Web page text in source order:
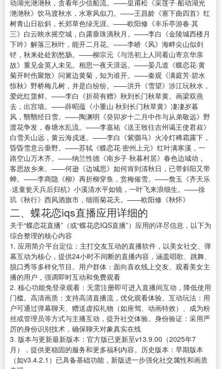
动湖光滟滟秋，贪看年少信船流。——皇甫松《采莲子·船动湖光
滟滟秋》饮马渡秋水，水寒风似刀。——王昌龄《塞下曲四首》红
树青山日欲斜，长郊草色绿无涯。——欧阳修《丰乐亭游春·其
三》白云映水摇空城，白露垂珠滴秋月。——李白《金陵城西楼月
下吟》解落三秋叶，能开二月花。——李峤《风》海畔尖山似剑
铓，秋来处处割愁肠。——柳宗元《与浩初上人同看山寄京华亲
故》重见金英人未见。相思一夜天涯远。——晏几道《蝶恋花·黄
菊开时伤聚散》问篱边黄菊，知为谁开。——秦观《满庭芳·碧水
惊秋》野桥梅几树，并是白纷纷。——洪升《雪望》涉江玩秋水，
爱此红蕖鲜。——李白《折荷有赠》秋到长门秋草黄。画梁双燕
去，出宫墙。——薛昭蕴《小重山·秋到长门秋草黄》凄凄岁暮
风，翳翳经日雪。——陶渊明《癸卯岁十二月中作与从弟敬远》野
渡花争发，春塘水乱流。——李嘉祐《送王牧往吉州谒王使君叔》
白雪关山远，黄云海戍迷。——李白《紫骝马》火冷灯稀霜露下，
昏昏雪意云垂野。——苏轼《蝶恋花·密州上元》红叶满寒溪，一
路空山万木齐。——纳兰性德《南乡子·秋暮村居》春色边城动，
客思故乡来。——何逊《边城思》如何肯到清秋日，已带斜阳又带
蝉。——李商隐《柳》再折柳穿鱼，赏梅催雪。——詹玉《齐天乐
·送童瓮天兵后归杭》小溪清水平如镜，一叶飞来浪细生。——徐
玑《秋行》西风酒旗市，细雨菊花天。——欧阳修《秋怀》
二、蝶花恋iqs直播应用详细的
关于“蝶恋花直播”（或“蝶花恋IQS直播”）应用的详尽信息，以下为
综合整理的核心内容
1. 应用简介平台定位：主打交友互动的直播软件，以美女社交、弹
幕互动为核心，提供24小时不间断的直播内容，涵盖唱歌、跳舞、
脱口秀等多样化节目。用户群体：面向喜欢线上交友、观看美女主
播的用户，强调即时互动和免费观看
2. 核心功能免登录观看：无需注册即可进入直播间互动，降低使用
门槛。高清画质：支持高清直播流，优化观看体验。互动玩法：用
户可通过弹幕聊天、赠送虚拟礼物（如座驾、动画特效）、成为粉
丝或管理员等方式与主播互动，提升社交体验。身份验证：采用严
厉的身份识别技术，确保聊天对象真实在线
3. 版本与更新最新版本：官方版已更新至v13.9.00（2025年7
月），提供更稳固的服务和更多福利内容。历史版本：早期版本
（如v3.4.2.1）已具备基础功能，新版进一步强化社交属性和画质